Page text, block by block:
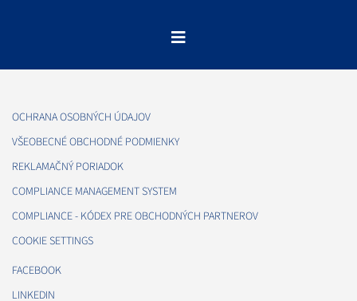
OCHRANA OSOBNÝCH ÚDAJOV
VŠEOBECNÉ OBCHODNÉ PODMIENKY
REKLAMAČNÝ PORIADOK
COMPLIANCE MANAGEMENT SYSTEM
COMPLIANCE - KÓDEX PRE OBCHODNÝCH PARTNEROV
COOKIE SETTINGS
FACEBOOK
LINKEDIN